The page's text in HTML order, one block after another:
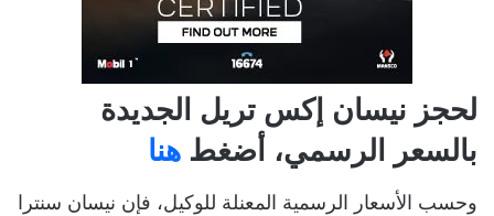
لحجز نيسان إكس تريل الجديدة
بالسعر الرسمي، أضغط هنا
وحسب الأسعار الرسمية المعنلة للوكيل، فإن نيسان سنترا